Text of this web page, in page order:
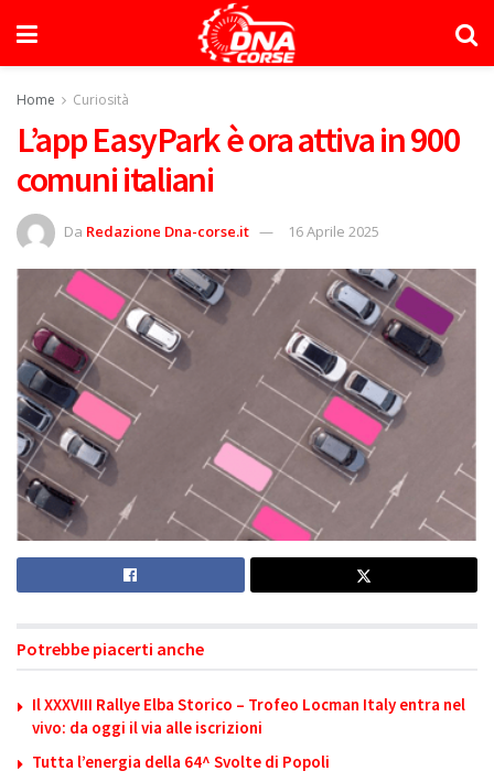
Home Curiosità
L’app EasyPark è ora attiva in 900
comuni italiani
Da Redazione Dna-corse.it 16 Aprile 2025
Potrebbe piacerti anche
Il XXXVIII Rallye Elba Storico – Trofeo Locman Italy entra nel
vivo: da oggi il via alle iscrizioni
Tutta l’energia della 64^ Svolte di Popoli